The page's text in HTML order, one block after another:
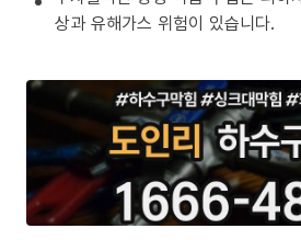
상과 유해가스 위험이 있습니다.